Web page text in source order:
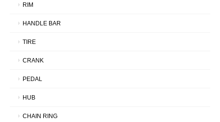
RIM
HANDLE BAR
TIRE
CRANK
PEDAL
HUB
CHAIN RING